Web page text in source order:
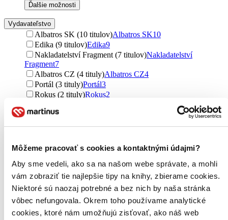
Môžeme pracovať s cookies a kontaktnými údajmi?
Aby sme vedeli, ako sa na našom webe správate, a mohli
vám zobraziť tie najlepšie tipy na knihy, zbierame cookies.
Niektoré sú naozaj potrebné a bez nich by naša stránka
vôbec nefungovala. Okrem toho používame analytické
cookies, ktoré nám umožňujú zisťovať, ako náš web
Ďalšie možnosti
Vydavateľstvo
Albatros SK (10 titulov)Albatros SK10
Edika (9 titulov)Edika9
Nakladatelství Fragment (7 titulov)Nakladatelství
Fragment7
Albatros CZ (4 tituly)Albatros CZ4
Portál (3 tituly)Portál3
Rokus (2 tituly)Rokus2
VIVA – centrum
umenia, o. z.
Mgr. Paulína Žemberová (1 titul) Mgr. Paulína Žemberová
Čo dokáže mama (1 titul)
Čo dokáže mama
Ten speed (1 titul)Ten speed1
Ďalšie možnosti
pevná väzba (14 titulov)pevná väzba14
brožovaná väzba (13 titulov)brožovaná väzba 13